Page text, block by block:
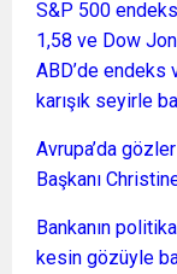
S&P 500
1,58 ve Dow
ABD’de endeks
karışık seyirle
Avrupa’da
Başkanı
Bankanın
kesin gözüyle